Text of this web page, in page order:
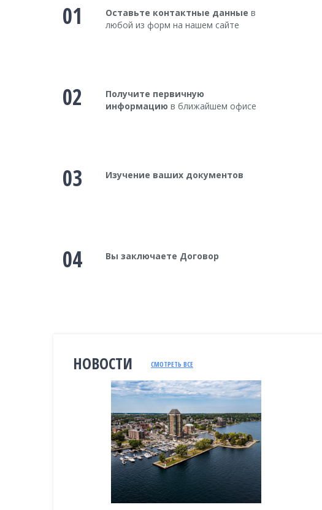
01 Оставьте контактные данные в
любой из форм на нашем сайте
02
Получите первичную
информацию в ближайшем офисе
03 Изучение ваших документов
04 Вы заключаете Договор
НОВОСТИ СМОТРЕТЬ ВСЕ